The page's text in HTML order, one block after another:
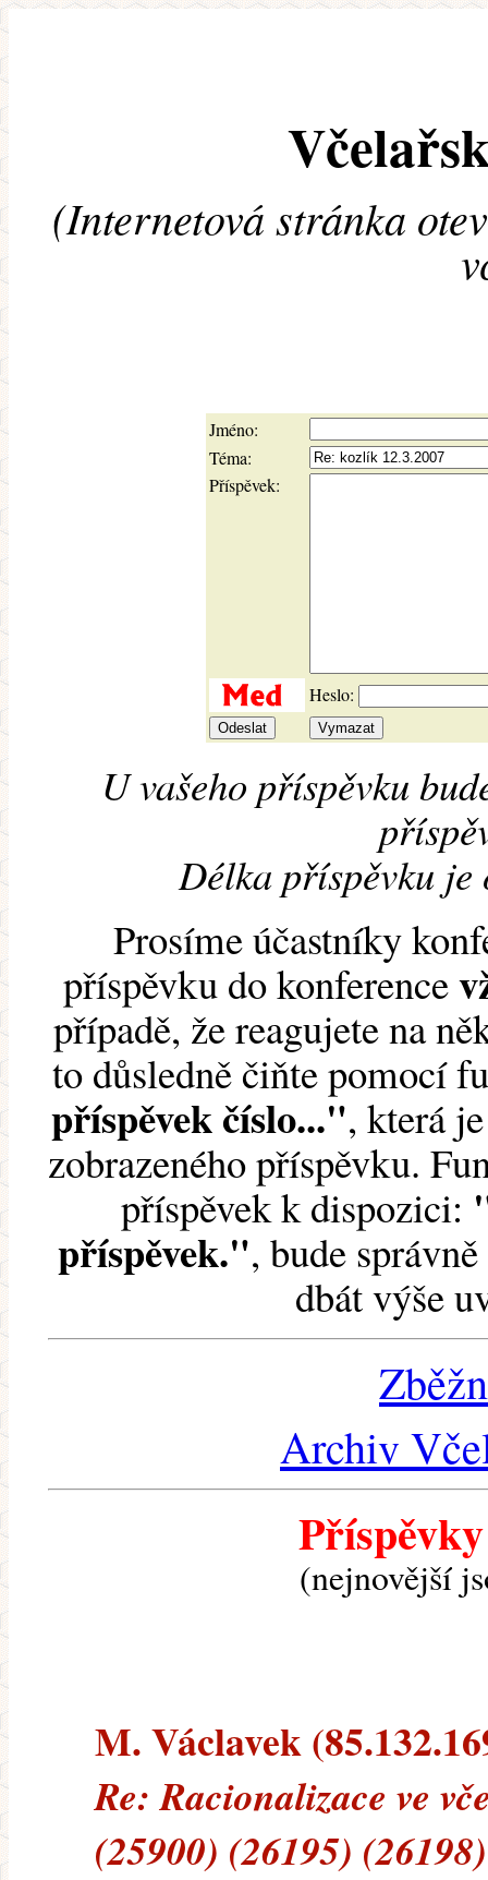
(Internetová stránka
Jméno:
Téma:
Příspěvek:
Heslo:
U vašeho příspěvku
Délka příspěvku je
Prosíme účastníky
příspěvku do konference
případě, že reagujete na
to důsledně čiňte pomocí
příspěvek číslo...", která
zobrazeného příspěvku.
příspěvek k dispozici:
příspěvek.", bude
dbát výše
Archiv
(nejnovější
M. Václavek
Re: Racionalizace ve
(25900) (26195)